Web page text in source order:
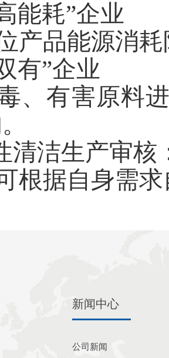
能耗”企业
产品能源消
有”企业
、有害原料
清洁生产审核
根据自身需
新闻中心
公司新闻